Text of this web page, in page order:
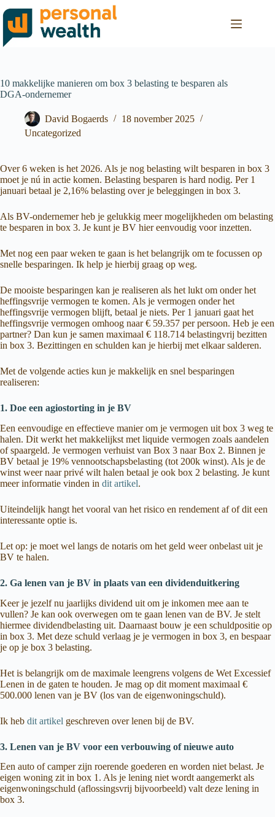
10 makkelijke manieren om box 3 belasting te besparen als
DGA-ondernemer
David Bogaerds
18 november 2025
Uncategorized
Over 6 weken is het 2026. Als je nog belasting wilt besparen in box 3
moet je nú in actie komen. Belasting besparen is hard nodig. Per 1
januari betaal je 2,16% belasting over je beleggingen in box 3.
Als BV-ondernemer heb je gelukkig meer mogelijkheden om belasting
te besparen in box 3. Je kunt je BV hier eenvoudig voor inzetten.
Met nog een paar weken te gaan is het belangrijk om te focussen op
snelle besparingen. Ik help je hierbij graag op weg.
De mooiste besparingen kan je realiseren als het lukt om onder het
heffingsvrije vermogen te komen. Als je vermogen onder het
heffingsvrije vermogen blijft, betaal je niets. Per 1 januari gaat het
heffingsvrije vermogen omhoog naar € 59.357 per persoon. Heb je een
partner? Dan kun je samen maximaal € 118.714 belastingvrij bezitten
in box 3. Bezittingen en schulden kan je hierbij met elkaar salderen.
Met de volgende acties kun je makkelijk en snel besparingen
realiseren:
1. Doe een agiostorting in je BV
Een eenvoudige en effectieve manier om je vermogen uit box 3 weg te
halen. Dit werkt het makkelijkst met liquide vermogen zoals aandelen
of spaargeld. Je vermogen verhuist van Box 3 naar Box 2. Binnen je
BV betaal je 19% vennootschapsbelasting (tot 200k winst). Als je de
winst weer naar privé wilt halen betaal je ook box 2 belasting. Je kunt
meer informatie vinden in dit artikel.
Uiteindelijk hangt het vooral van het risico en rendement af of dit een
interessante optie is.
Let op: je moet wel langs de notaris om het geld weer onbelast uit je
BV te halen.
2. Ga lenen van je BV in plaats van een dividenduitkering
Keer je jezelf nu jaarlijks dividend uit om je inkomen mee aan te
vullen? Je kan ook overwegen om te gaan lenen van de BV. Je stelt
hiermee dividendbelasting uit. Daarnaast bouw je een schuldpositie op
in box 3. Met deze schuld verlaag je je vermogen in box 3, en bespaar
je op je box 3 belasting.
Het is belangrijk om de maximale leengrens volgens de Wet Excessief
Lenen in de gaten te houden. Je mag op dit moment maximaal €
500.000 lenen van je BV (los van de eigenwoningschuld).
Ik heb dit artikel geschreven over lenen bij de BV.
3. Lenen van je BV voor een verbouwing of nieuwe auto
Een auto of camper zijn roerende goederen en worden niet belast. Je
eigen woning zit in box 1. Als je lening niet wordt aangemerkt als
eigenwoningschuld (aflossingsvrij bijvoorbeeld) valt deze lening in
box 3.